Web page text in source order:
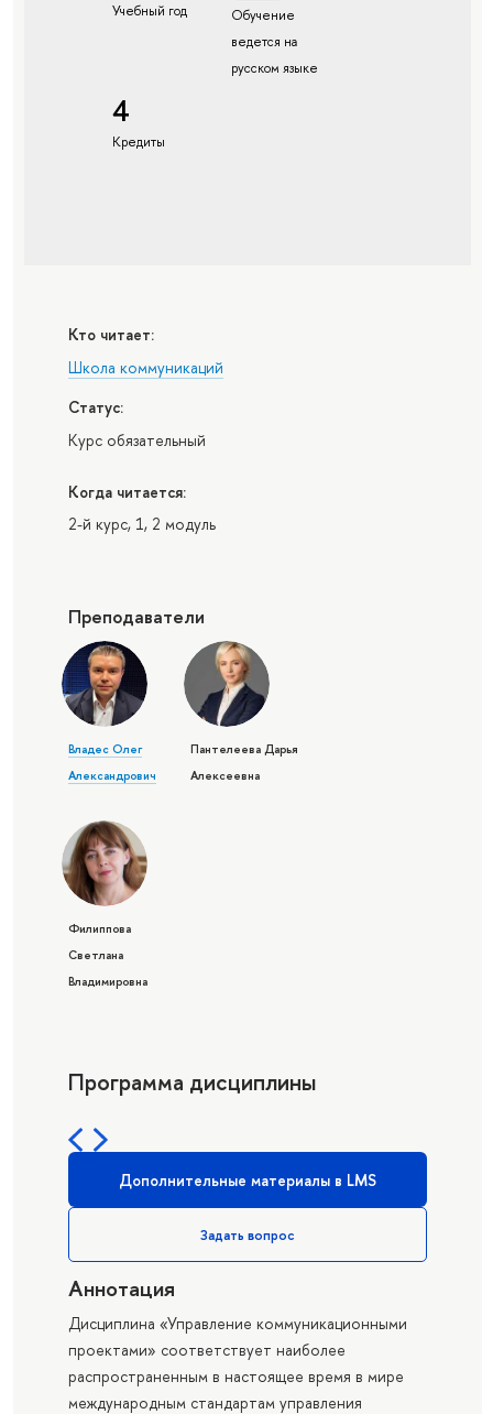
Учебный год
Обучение
ведется на
русском языке
4
Кредиты
Кто читает:
Школа коммуникаций
Статус:
Курс обязательный
Когда читается:
2-й курс, 1, 2 модуль
Преподаватели
Владес Олег
Александрович
Пантелеева Дарья
Алексеевна
Филиппова
Светлана
Владимировна
Программа дисциплины
Дополнительные материалы в LMS
Задать вопрос
Аннотация
Дисциплина «Управление коммуникационными
проектами» соответствует наиболее
распространенным в настоящее время в мире
международным стандартам управления